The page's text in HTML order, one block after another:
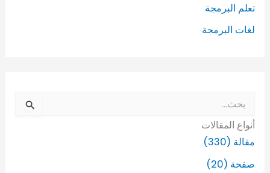
تعلم البرمجة
لغات البرمجة
ب
ح
ع
أنواع المقالات
مقالة (330)
صفحة (20)